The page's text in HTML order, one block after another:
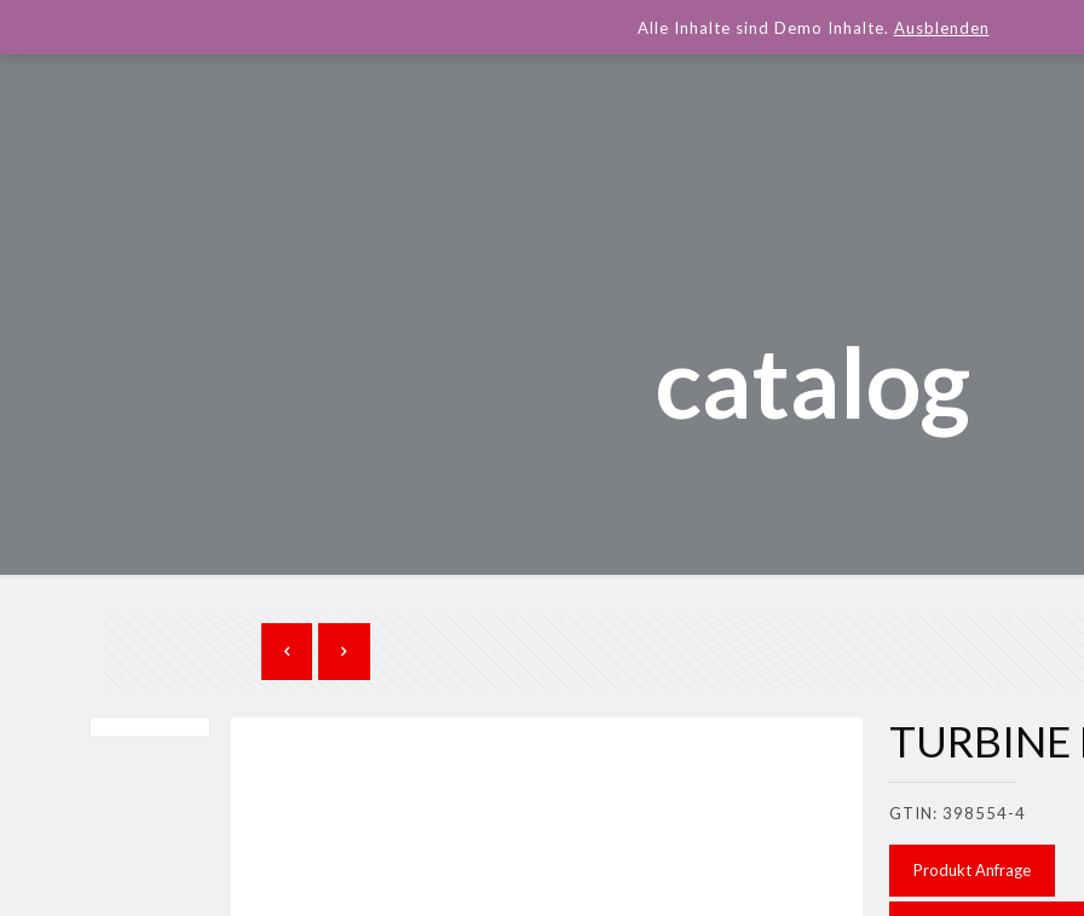
catalog
TURBINE
GTIN: 398554-4
Produkt Anfrage
Alle Inhalte sind Demo Inhalte. Ausblenden